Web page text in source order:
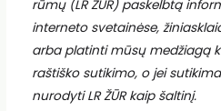
rūmų (LR ŽŪR) paskelbtą
interneto svetainėse,
arba platinti mūsų medžiagą
raštiško sutikimo, o jei
nurodyti LR ŽŪR kaip šaltinį.